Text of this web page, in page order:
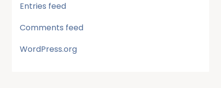
Entries feed
Comments feed
WordPress.org